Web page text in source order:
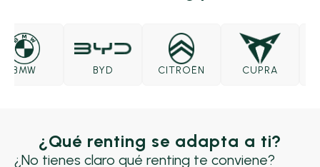
BMW BYD CITROËN CUPRA
¿Qué renting se adapta a ti?
¿No tienes claro qué renting te conviene?